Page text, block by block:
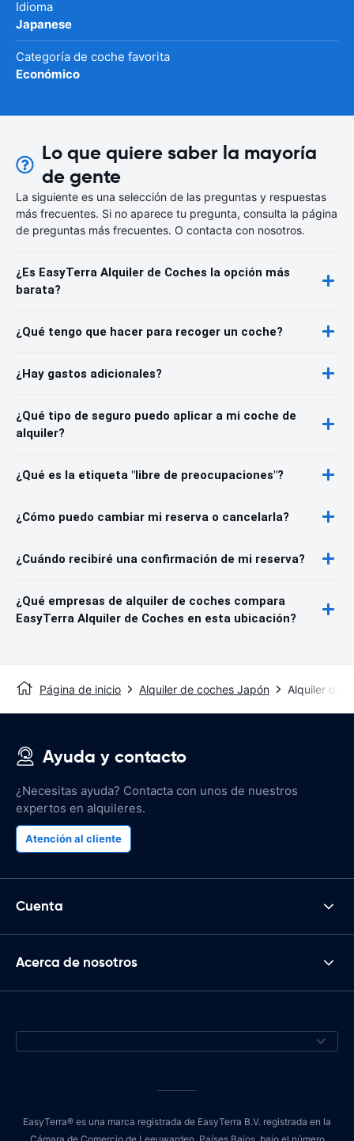
Idioma
Japanese
Categoría de coche favorita
Económico
Lo que quiere saber la mayoría
de gente
La siguiente es una selección de las preguntas y respuestas
más frecuentes. Si no aparece tu pregunta, consulta la página
de preguntas más frecuentes. O contacta con nosotros.
¿Es EasyTerra Alquiler de Coches la opción más
barata?
¿Qué tengo que hacer para recoger un coche?
¿Hay gastos adicionales?
¿Qué tipo de seguro puedo aplicar a mi coche de
alquiler?
¿Qué es la etiqueta "libre de preocupaciones"?
¿Cómo puedo cambiar mi reserva o cancelarla?
¿Cuándo recibiré una confirmación de mi reserva?
¿Qué empresas de alquiler de coches compara
EasyTerra Alquiler de Coches en esta ubicación?
Página de inicio Alquiler de coches Japón Alquiler de
Ayuda y contacto
¿Necesitas ayuda? Contacta con unos de nuestros
expertos en alquileres.
Atención al cliente
Cuenta
Acerca de nosotros
EasyTerra® es una marca registrada de EasyTerra B.V. registrada en la